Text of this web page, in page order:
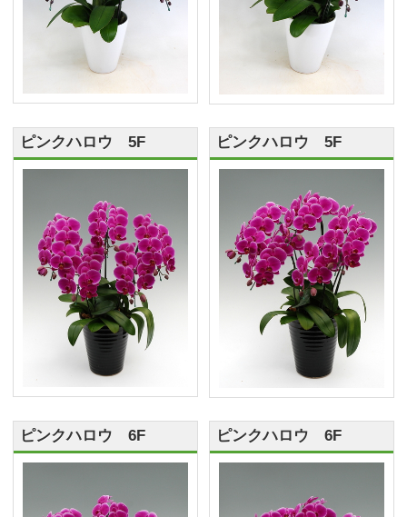
ピンクハロウ 5F ピンクハロウ 5F
ピンクハロウ 6F ピンクハロウ 6F